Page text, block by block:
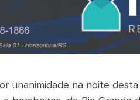
unanimidade na noite